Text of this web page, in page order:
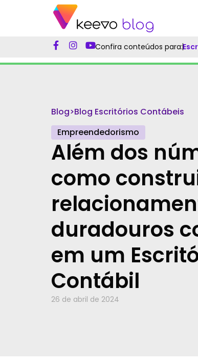
Confira conteúdos para:
Blog>Blog Escritórios Contábeis
Empreendedorismo
Além dos
como
duradouros
em um
Contábil
26 de abril de 2024